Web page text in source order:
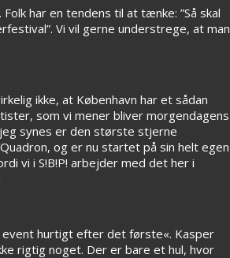
har en tendens til at tænke: ”Så skal
Vi vil gerne understrege, at man
ikke, at København har et sådan
som vi mener bliver morgendagens
synes er den største stjerne
og er nu startet på sin helt egen
vi i S!B!P! arbejder med det her i
event hurtigt efter det første«. Kasper
rigtig noget. Der er bare et hul, hvor